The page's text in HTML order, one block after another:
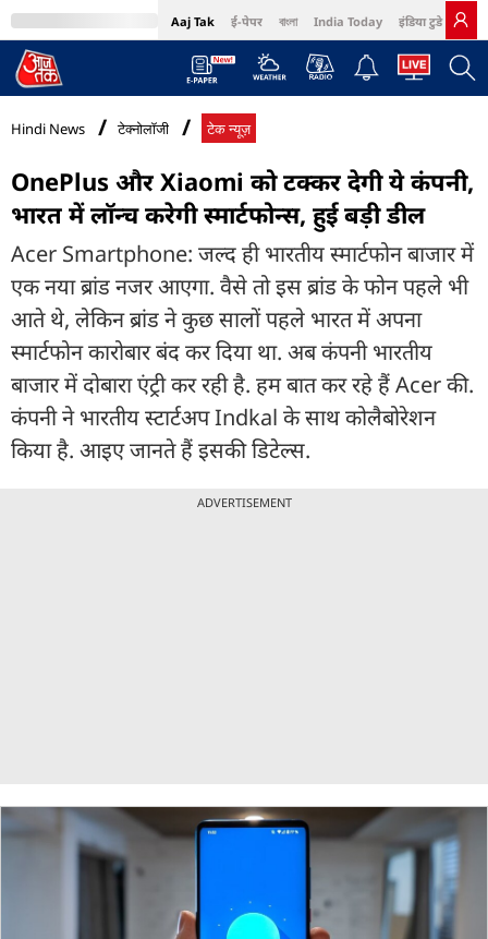
Aaj Tak ई-पेपर বাংলা India Today इंडिया टुडे हिंदी
MumbaiTak Cosmopolitan Harper's Bazaar Northeast
Hindi News टेक्नोलॉजी टेक न्यूज़
OnePlus और Xiaomi को टक्कर देगी ये कंपनी,
भारत में लॉन्च करेगी स्मार्टफोन्स, हुई बड़ी डील
Acer Smartphone: जल्द ही भारतीय स्मार्टफोन बाजार में
एक नया ब्रांड नजर आएगा. वैसे तो इस ब्रांड के फोन पहले भी
आते थे, लेकिन ब्रांड ने कुछ सालों पहले भारत में अपना
स्मार्टफोन कारोबार बंद कर दिया था. अब कंपनी भारतीय
बाजार में दोबारा एंट्री कर रही है. हम बात कर रहे हैं Acer की.
कंपनी ने भारतीय स्टार्टअप Indkal के साथ कोलैबोरेशन
किया है. आइए जानते हैं इसकी डिटेल्स.
ADVERTISEMENT